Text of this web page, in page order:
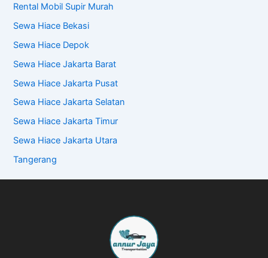
Rental Mobil Supir Murah
Sewa Hiace Bekasi
Sewa Hiace Depok
Sewa Hiace Jakarta Barat
Sewa Hiace Jakarta Pusat
Sewa Hiace Jakarta Selatan
Sewa Hiace Jakarta Timur
Sewa Hiace Jakarta Utara
Tangerang